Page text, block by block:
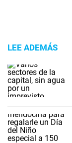
LEE ADEMÁS